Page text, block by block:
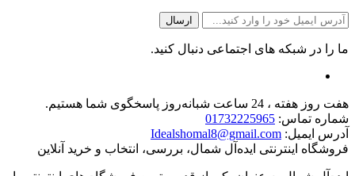
ما را در شبکه های اجتماعی دنبال کنید.
هفت روز هفته ، 24 ساعت شبانه‌روز پاسخگوی شما هستیم.
شماره تماس: 01732225965
آدرس ایمیل: Idealshomal8@gmail.com
فروشگاه اینترنتی ایده‌آل شمال، بررسی، انتخاب و خرید آنلاین